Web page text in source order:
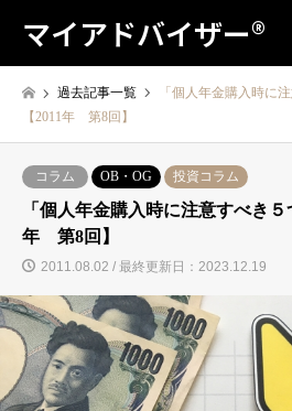
マイアドバイザー®
過去記事一覧
「個人年金購入時に
【2011年 第8回】
コラム OB・OG 投資コラム
「個人年金購入時に注意すべき
年 第8回】
2011.08.02 / 最終更新日：2023.12.19